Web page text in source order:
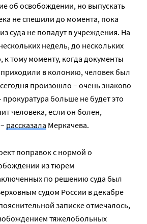
об освобождении, но выпускать
не спешили до момента, пока
суда не попадут в учреждения. На
недель, до нескольких
к тому моменту, когда документы
в колонию, человек был
произошло – очень знаково
больше не будет это
человека, если он болен,
рассказала Меркачева.
поправок с нормой о
из тюрем
по решению суда был
судом России в декабре
записке отмечалось,
тяжелобольных